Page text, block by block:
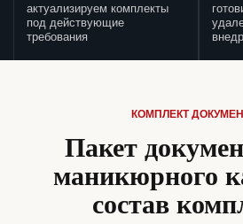
актуализируем комплекты
под действующие
требования
КОМПЛЕКТ
Пакет
маникюрного
состав